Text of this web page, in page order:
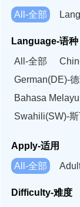
All-全部
Language-语种
All-全部
German(DE)-
Bahasa
Swahili(SW)-
Apply-适用
All-全部
Difficulty-难度